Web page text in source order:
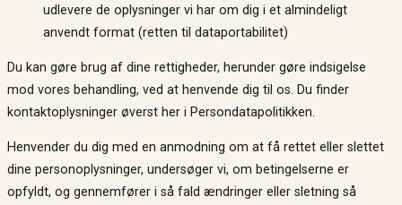
udlevere de oplysninger vi har om dig i et almindeligt
anvendt format (retten til dataportabilitet)
Du kan gøre brug af dine rettigheder, herunder gøre indsigelse
mod vores behandling, ved at henvende dig til os. Du finder
kontaktoplysninger øverst her i Persondatapolitikken.
Henvender du dig med en anmodning om at få rettet eller slettet
dine personoplysninger, undersøger vi, om betingelserne er
opfyldt, og gennemfører i så fald ændringer eller sletning så